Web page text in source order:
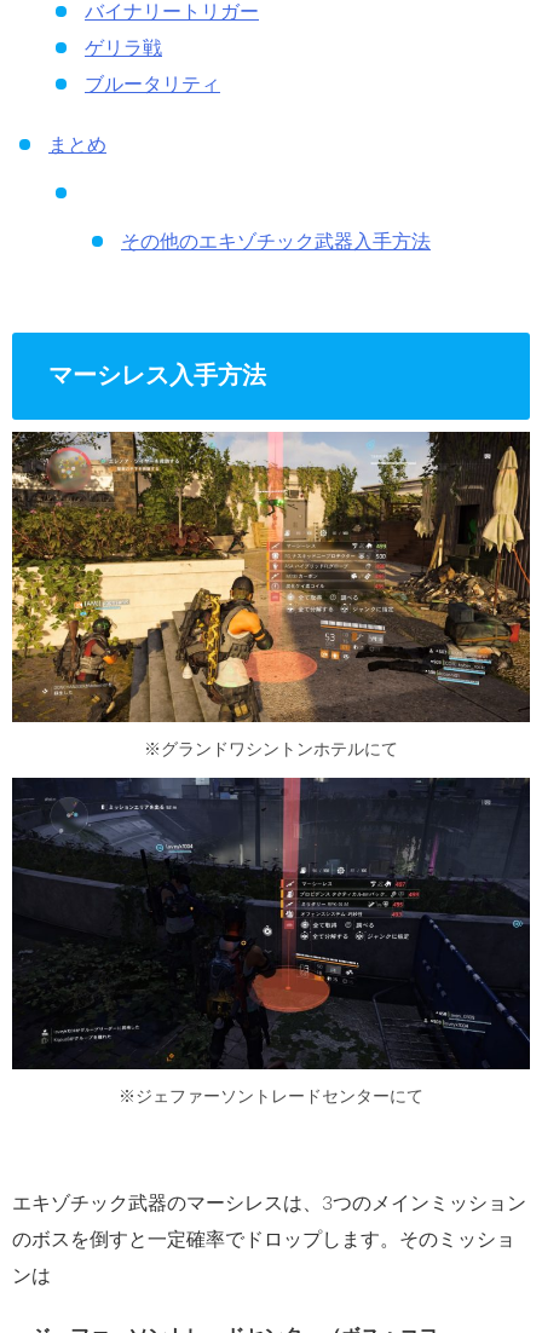
バイナリートリガー
ゲリラ戦
ブルータリティ
まとめ
その他のエキゾチック武器入手方法
マーシレス入手方法
※グランドワシントンホテルにて
※ジェファーソントレードセンターにて
エキゾチック武器のマーシレスは、3つのメインミッション
のボスを倒すと一定確率でドロップします。そのミッショ
ンは